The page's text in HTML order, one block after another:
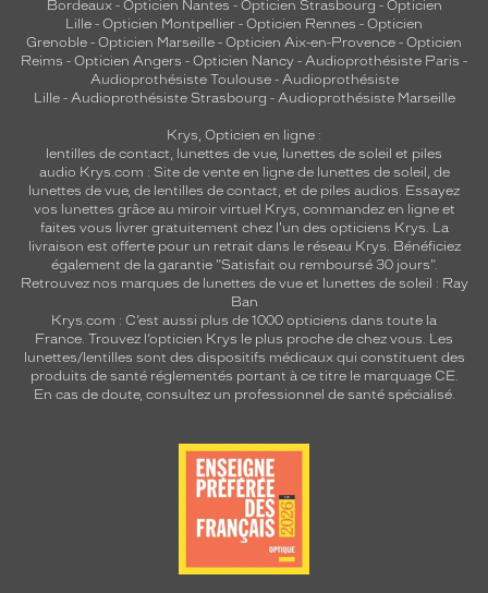
Bordeaux- Opticien Nantes - Opticien Strasbourg - Opticien
Lille - Opticien Montpellier - Opticien Rennes - Opticien
Grenoble - Opticien Marseille - Opticien Aix-en-Provence - Opticien
Reims - Opticien Angers - Opticien Nancy - Audioprothésiste Paris -
Audioprothésiste Toulouse- Audioprothésiste
Lille- Audioprothésiste Strasbourg - Audioprothésiste Marseille
Krys, Opticien en ligne :
lentilles de contact, lunettes de vue, lunettes de soleil et piles
audio Krys.com : Site de vente en ligne de lunettes de soleil, de
lunettes de vue, de lentilles de contact, et de piles audios. Essayez
vos lunettes grâce au miroir virtuel Krys, commandez en ligne et
faites vous livrer gratuitement chez l'un des opticiens Krys. La
livraison est offerte pour un retrait dans le réseau Krys. Bénéficiez
également de la garantie "Satisfait ou remboursé 30 jours".
Retrouvez nos marques de lunettes de vue et lunettes de soleil : Ray
Ban
Krys.com : C’est aussi plus de 1000 opticiens dans toute la
France. Trouvez l’opticien Krys le plus proche de chez vous. Les
lunettes/lentilles sont des dispositifs médicaux qui constituent des
produits de santé réglementés portant à ce titre le marquage CE.
En cas de doute, consultez un professionnel de santé spécialisé.